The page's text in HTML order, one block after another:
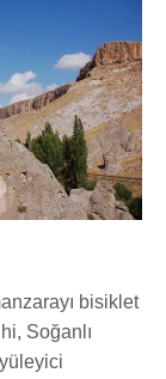
bisiklet
Soğanlı